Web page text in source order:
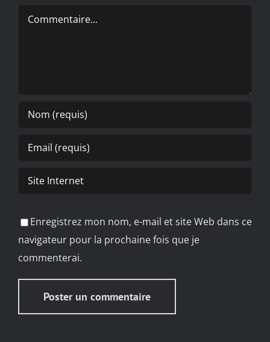
Commentaire
Enregistrez mon nom, e-mail et site Web dans ce
navigateur pour la prochaine fois que je
commenterai.